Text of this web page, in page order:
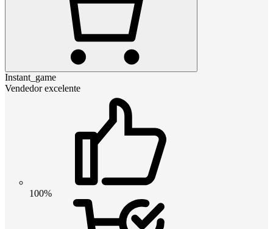
Instant_game
Vendedor excelente
100%